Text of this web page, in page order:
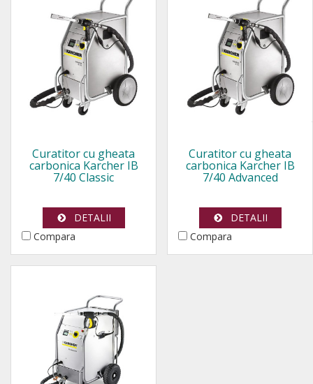
Curatitor cu gheata
carbonica Karcher IB
7/40 Classic
DETALII
Compara
Curatitor cu gheata
carbonica Karcher IB
7/40 Advanced
DETALII
Compara